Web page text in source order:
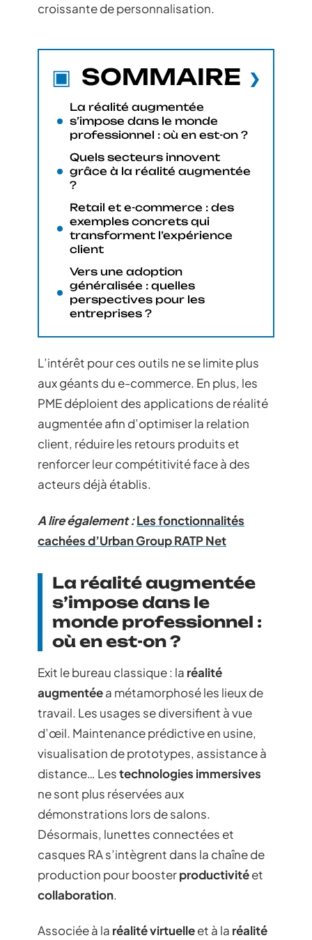
croissante de personnalisation.
SOMMAIRE
La réalité augmentée
s’impose dans le monde
professionnel : où en est-on ?
Quels secteurs innovent
grâce à la réalité augmentée
?
Retail et e-commerce : des
exemples concrets qui
transforment l’expérience
client
Vers une adoption
généralisée : quelles
perspectives pour les
entreprises ?
L’intérêt pour ces outils ne se limite plus
aux géants du e-commerce. En plus, les
PME déploient des applications de réalité
augmentée afin d’optimiser la relation
client, réduire les retours produits et
renforcer leur compétitivité face à des
acteurs déjà établis.
A lire également :Les fonctionnalités
cachées d’Urban Group RATP Net
La réalité augmentée
s’impose dans le
monde professionnel :
où en est-on ?
Exit le bureau classique : la réalité
augmentéea métamorphosé les lieux de
travail. Les usages se diversifient à vue
d’œil. Maintenance prédictive en usine,
visualisation de prototypes, assistance à
distance… Lestechnologies immersives
ne sont plus réservées aux
démonstrations lors de salons.
Désormais, lunettes connectées et
casques RA s’intègrent dans la chaîne de
production pour boosterproductivitéet
collaboration.
Associée à la réalité virtuelleet à la réalité